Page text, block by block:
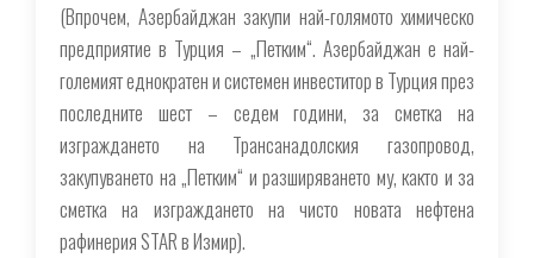
(Впрочем, Азербайджан закупи най-голямото химическо
предприятие в Турция – „Петким“. Азербайджан е най-
големият еднократен и системен инвеститор в Турция през
последните шест – седем години, за сметка на
изграждането на Трансанадолския газопровод,
закупуването на „Петким“ и разширяването му, както и за
сметка на изграждането на чисто новата нефтена
рафинерия STAR в Измир).